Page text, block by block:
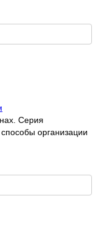
Серия
организации